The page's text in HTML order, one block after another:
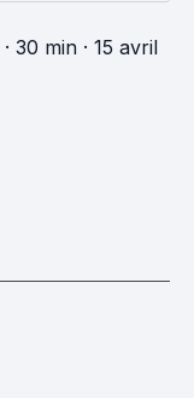
· 30 min · 15 avril